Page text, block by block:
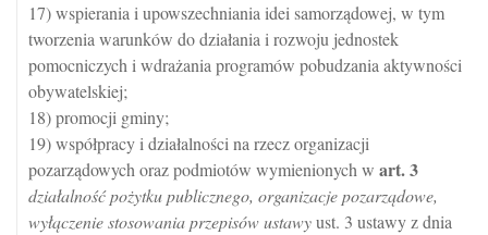
17) wspierania i upowszechniania idei samorządowej, w tym
tworzenia warunków do działania i rozwoju jednostek
pomocniczych i wdrażania programów pobudzania aktywności
obywatelskiej;
18) promocji gminy;
19) współpracy i działalności na rzecz organizacji
pozarządowych oraz podmiotów wymienionych w art.3
działalność pożytku publicznego, organizacje pozarządowe,
wyłączenie stosowania przepisów ustawyust. 3 ustawy z dnia